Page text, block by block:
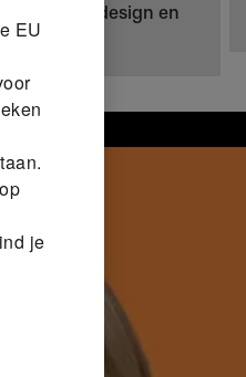
design en
EU
je